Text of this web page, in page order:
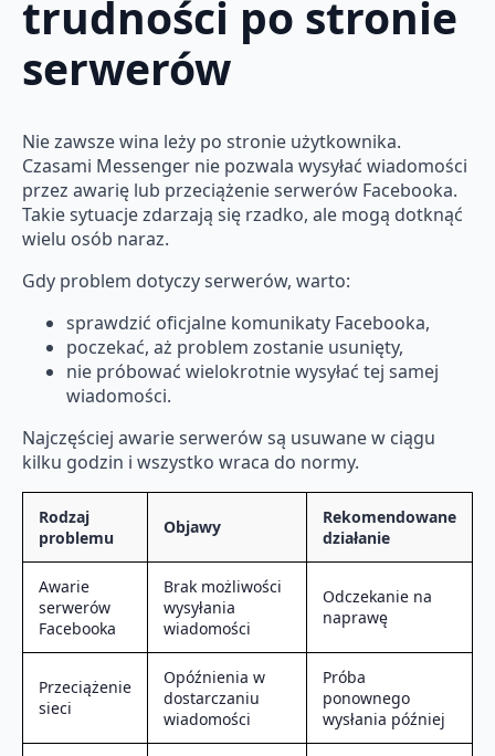
trudności po stronie
serwerów
Nie zawsze wina leży po stronie użytkownika.
Czasami Messenger nie pozwala wysyłać wiadomości
przez awarię lub przeciążenie serwerów Facebooka.
Takie sytuacje zdarzają się rzadko, ale mogą dotknąć
wielu osób naraz.
Gdy problem dotyczy serwerów, warto:
sprawdzić oficjalne komunikaty Facebooka,
poczekać, aż problem zostanie usunięty,
nie próbować wielokrotnie wysyłać tej samej
wiadomości.
Najczęściej awarie serwerów są usuwane w ciągu
kilku godzin i wszystko wraca do normy.
Rodzaj
problemu
Objawy
Rekomendowane
działanie
Awarie
serwerów
Facebooka
Brak możliwości
wysyłania
wiadomości
Odczekanie na
naprawę
Przeciążenie
sieci
Opóźnienia w
dostarczaniu
wiadomości
Próba
ponownego
wysłania później